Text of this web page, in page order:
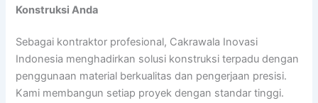
Konstruksi Anda
Sebagai kontraktor profesional, Cakrawala Inovasi
Indonesia menghadirkan solusi konstruksi terpadu dengan
penggunaan material berkualitas dan pengerjaan presisi.
Kami membangun setiap proyek dengan standar tinggi.